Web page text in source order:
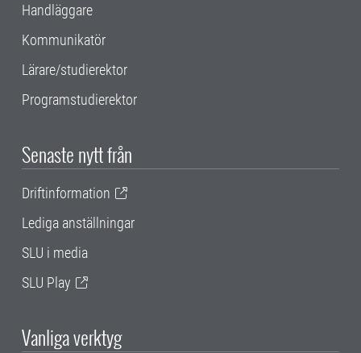
Handläggare
Kommunikatör
Lärare/studierektor
Programstudierektor
Senaste nytt från
Driftinformation
Lediga anställningar
SLU i media
SLU Play
Vanliga verktyg